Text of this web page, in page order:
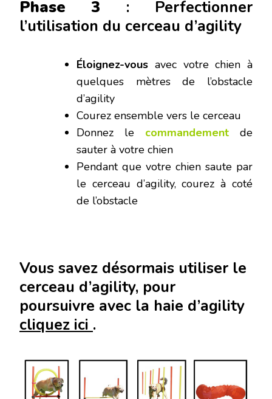
Phase 3 : Perfectionner
l’utilisation du cerceau d’agility
Éloignez-vous avec votre chien à
quelques mètres de l’obstacle
d’agility
Courez ensemble vers le cerceau
Donnez le commandement de
sauter à votre chien
Pendant que votre chien saute par
le cerceau d’agility, courez à coté
de l’obstacle
Vous savez désormais utiliser le
cerceau d’agility, pour
poursuivre avec la haie d’agility
cliquez ici .